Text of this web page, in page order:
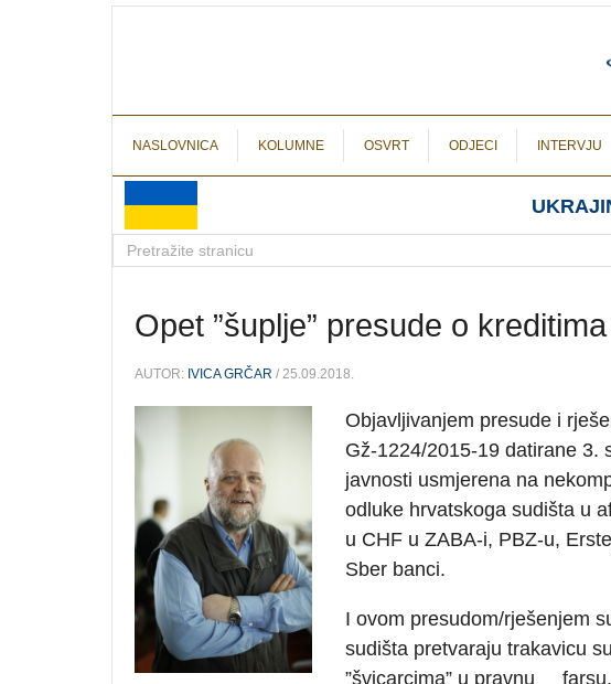
NASLOVNICA KOLUMNE OSVRT ODJECI INTERVJU
Opet ”šuplje” presude o
AUTOR: IVICA GRČAR / 25.09.2018.
Objavljivanjem presude i
Gž-1224/2015-19 datirane 3.
javnosti usmjerena na
odluke hrvatskoga sudišta u
u CHF u ZABA-i, PBZ-u,
Sber banci.
I ovom presudom/rješenjem
sudišta pretvaraju trakavicu
”švicarcima” u pravnu farsu.